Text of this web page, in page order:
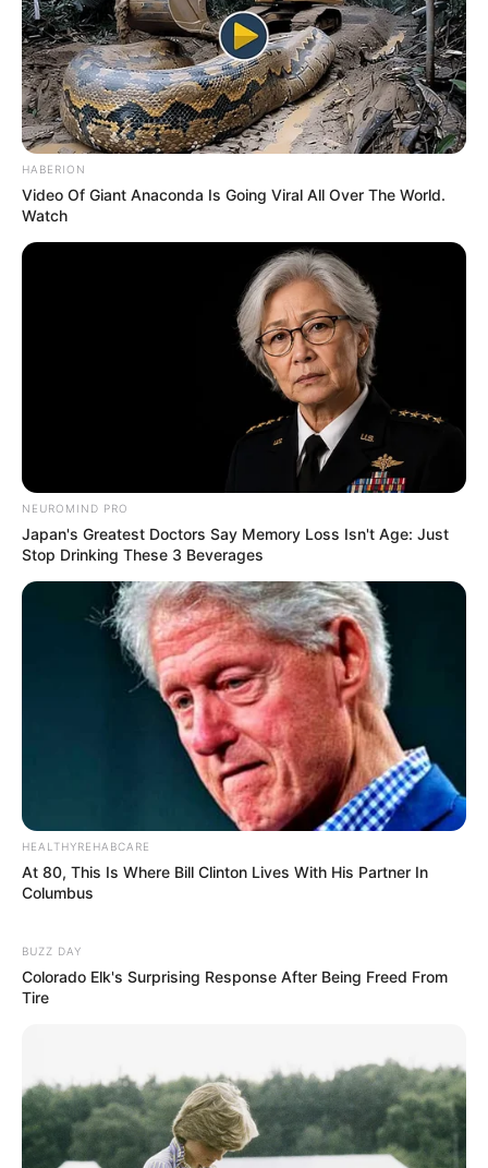
Ryomen Sukuna
TULIS KOMENTAR
Alamat email Anda tidak akan dipublikasikan. Ruas yang wajib ditandai
HABERION
Video Of Giant Anaconda Is Going Viral All Over The World.
Watch
NEUROMIND PRO
Japan's Greatest Doctors Say Memory Loss Isn't Age: Just
Stop Drinking These 3 Beverages
HEALTHYREHABCARE
At 80, This Is Where Bill Clinton Lives With His Partner In
Columbus
BUZZ DAY
Colorado Elk's Surprising Response After Being Freed From
Tire